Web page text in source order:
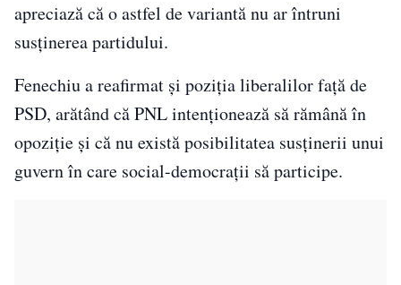
apreciază că o astfel de variantă nu ar întruni
susținerea partidului.
Fenechiu a reafirmat și poziția liberalilor față de
PSD, arătând că PNL intenționează să rămână în
opoziție și că nu există posibilitatea susținerii unui
guvern în care social-democrații să participe.